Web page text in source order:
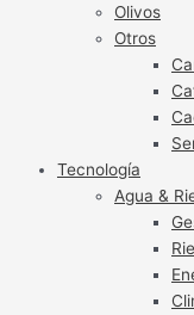
Olivos
Otros
Tecnología
Agua &